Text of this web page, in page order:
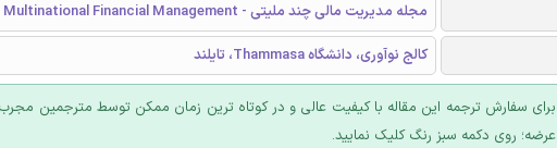
مجله مدیریت مالی چند ملیتی - Journal of Multinational Financial Management
کالج نوآوری، دانشگاه Thammasa، تایلند
برای سفارش ترجمه این مقاله با کیفیت عالی و در کوتاه ترین زمان ممکن توسط مترجمین
عرضه؛ روی دکمه سبز رنگ کلیک نمایید.